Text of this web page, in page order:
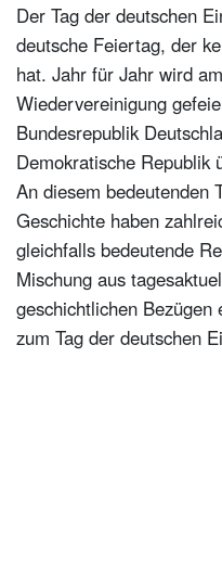
Der Tag der deutschen
deutsche Feiertag, der
hat. Jahr für Jahr wird am
Wiedervereinigung
Bundesrepublik
Demokratische Republik
An diesem bedeutenden
Geschichte haben
gleichfalls bedeutende
Mischung aus
geschichtlichen
zum Tag der deutschen